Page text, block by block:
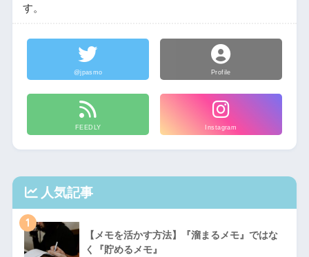
す。
@jpasmo Profile
FEEDLY Instagram
人気記事
1
【メモを活かす方法】『溜まるメモ』ではな
く『貯めるメモ』